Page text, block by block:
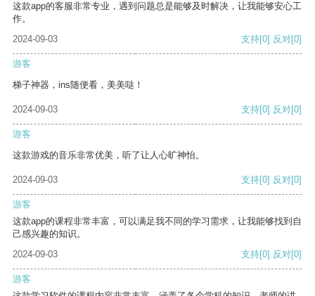
这款app的客服非常专业，遇到问题总是能够及时解决，让我能够安心工
作。
2024-09-03
支持[0] 反对[0]
游客
梯子神器，ins随便看，美美哒！
2024-09-03 支持[0] 反对[0]
游客
这款游戏的音乐非常优美，听了让人心旷神怡。
2024-09-03 支持[0] 反对[0]
游客
这款app的课程非常丰富，可以满足我不同的学习需求，让我能够找到自
己感兴趣的知识。
2024-09-03
支持[0] 反对[0]
游客